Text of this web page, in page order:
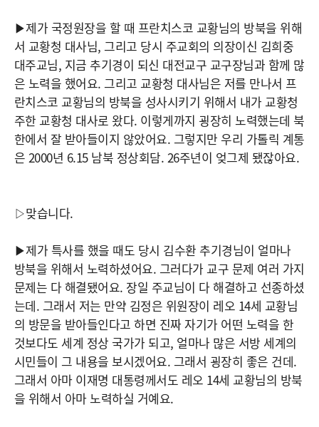
▶제가 국정원장을 할 때 프란치스코 교황님의 방북을 위해
서 교황청 대사님, 그리고 당시 주교회의 의장이신 김희중
대주교님, 지금 추기경이 되신 대전교구 교구장님과 함께 많
은 노력을 했어요. 그리고 교황청 대사님은 저를 만나서 프
란치스코 교황님의 방북을 성사시키기 위해서 내가 교황청
주한 교황청 대사로 왔다. 이렇게까지 굉장히 노력했는데 북
한에서 잘 받아들이지 않았어요. 그렇지만 우리 가톨릭 계통
은 2000년 6.15 남북 정상회담. 26주년이 엊그제 됐잖아요.
▷맞습니다.
▶제가 특사를 했을 때도 당시 김수환 추기경님이 얼마나
방북을 위해서 노력하셨어요. 그러다가 교구 문제 여러 가지
문제는 다 해결됐어요. 장일 주교님이 다 해결하고 선종하셨
는데. 그래서 저는 만약 김정은 위원장이 레오 14세 교황님
의 방문을 받아들인다고 하면 진짜 자기가 어떤 노력을 한
것보다도 세계 정상 국가가 되고, 얼마나 많은 서방 세계의
시민들이 그 내용을 보시겠어요. 그래서 굉장히 좋은 건데.
그래서 아마 이재명 대통령께서도 레오 14세 교황님의 방북
을 위해서 아마 노력하실 거예요.